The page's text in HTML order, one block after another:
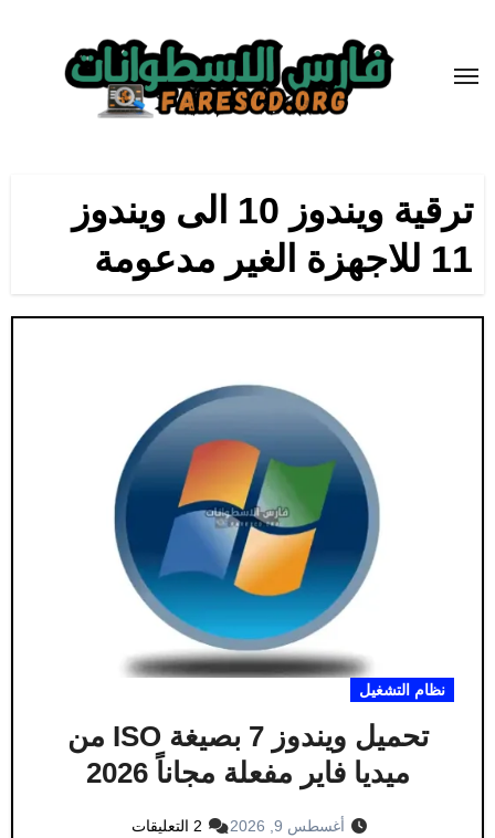
المحتوى
ترقية ويندوز 10 الى ويندوز
11 للاجهزة الغير مدعومة
نظام التشغيل
تحميل ويندوز 7 بصيغة ISO من
ميديا فاير مفعلة مجاناً 2026
أغسطس 9, 2026 2 التعليقات